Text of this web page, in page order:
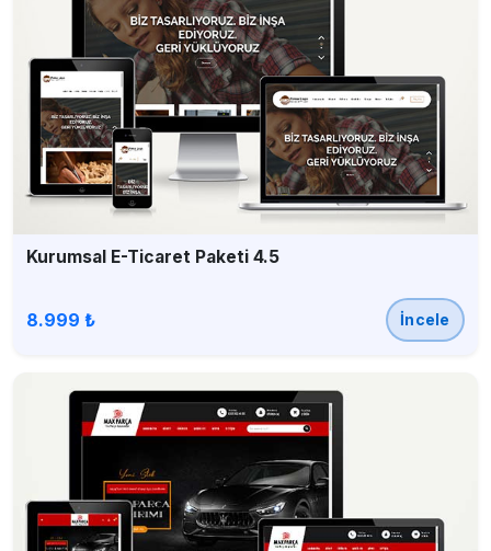
Kurumsal E-Ticaret Paketi 4.5
8.999 ₺ İncele